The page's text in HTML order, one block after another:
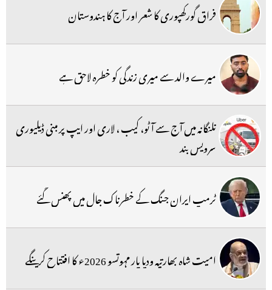
فراق گورکھپوری کا شعر اور آج کا ہندوستان
میرے والد سے میری زندگی کو خطرہ لاحق ہے
تلنگانہ میں آج سے آٹو، کیب ، لاری اور ایپ پر مبنی ڈیلیوری
سرویس بند
ٹرمپ ایران جنگ کے خطرناک جال میں پھنس گئے
امیت شاہ بھارتیہ ودیا پار مہوتسو 2026ء کا افتتاح کرینگے